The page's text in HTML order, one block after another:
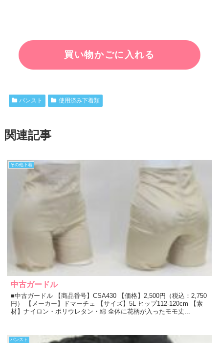
パンスト 使用済み下着類
関連記事
その他下着
中古ガードル
■中古ガードル 【商品番号】CSA430 【価格】2,500円（税込：2,750
円） 【メーカー】ドマーチェ 【サイズ】5L ヒップ112-120cm 【素
材】ナイロン・ポリウレタン・綿 全体に花柄が入ったモモ丈...
パンスト